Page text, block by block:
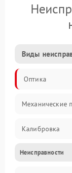
Виды
Оптика
Механические
Калибровка
Механика
Неисправности